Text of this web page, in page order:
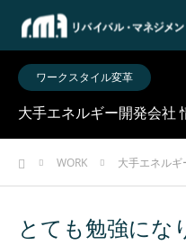
ワークスタイル変革
大手エネルギー開発会社
ホームWORK 大手エネルギ
とても勉強にな